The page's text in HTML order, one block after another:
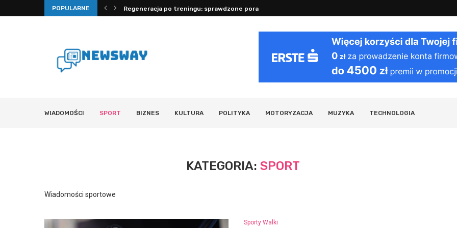
POPULARNE
Dlaczego stres szkodzi: mechanizmy działania organizmu i ciekawostki...
WIADOMOŚCI SPORT BIZNES KULTURA POLITYKA MOTORYZACJA MUZYKA TECHNOLOGIA
KATEGORIA:SPORT
Wiadomości sportowe
Sporty Walki